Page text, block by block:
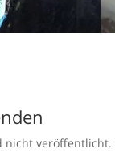
nicht veröffentlicht.